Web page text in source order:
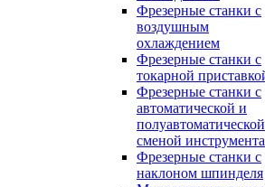
Фрезерные станки с
воздушным
охлаждением
Фрезерные станки с
токарной
Фрезерные станки с
автоматической и
полуавтоматической
сменой инструмента
Фрезерные станки с
наклоном шпинделя